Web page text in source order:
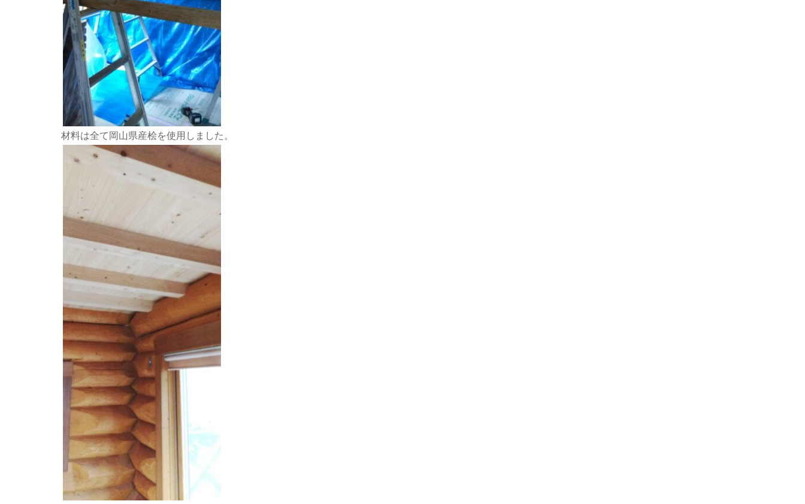
材料は全て岡山県産桧を使用しました。